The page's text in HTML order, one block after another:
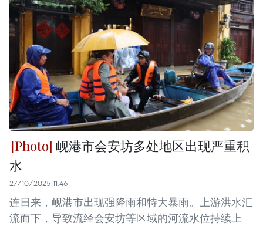
岘港市会安坊多处地区出现严重积
水
27/10/2025 11:46
连日来，岘港市出现强降雨和特大暴雨。上游洪水汇
流而下，导致流经会安坊等区域的河流水位持续上